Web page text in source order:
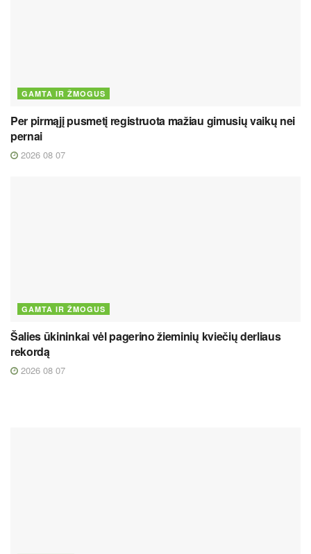
GAMTA IR ŽMOGUS
Per pirmąjį pusmetį registruota mažiau gimusių vaikų nei
pernai
2026 08 07
GAMTA IR ŽMOGUS
Šalies ūkininkai vėl pagerino žieminių kviečių derliaus
rekordą
2026 08 07